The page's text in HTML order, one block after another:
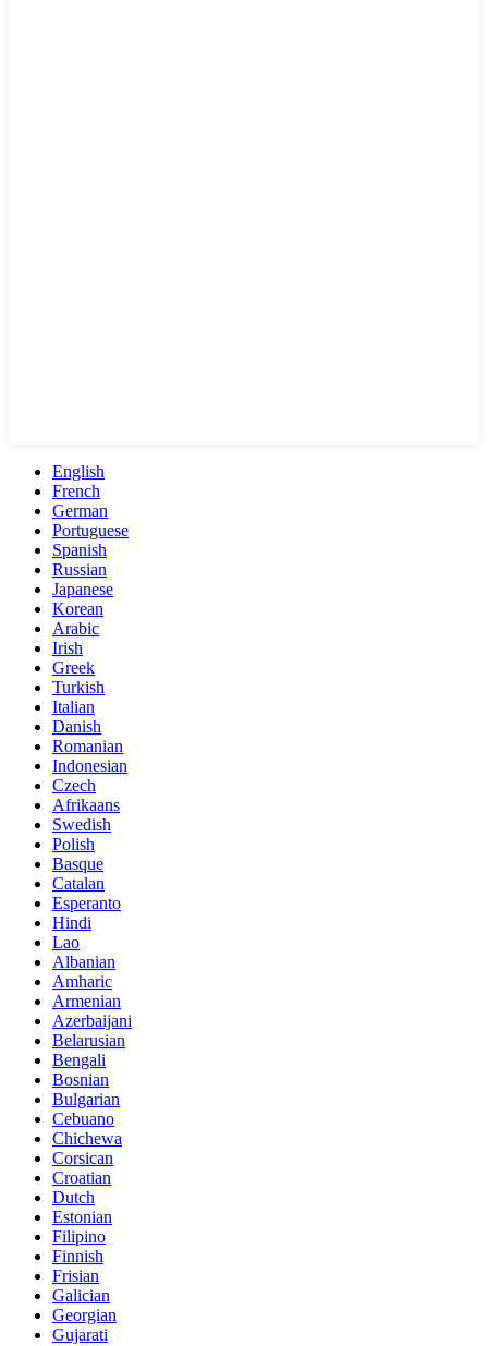
English
French
German
Portuguese
Spanish
Russian
Japanese
Korean
Arabic
Irish
Greek
Turkish
Italian
Danish
Romanian
Indonesian
Czech
Afrikaans
Swedish
Polish
Basque
Catalan
Esperanto
Hindi
Lao
Albanian
Amharic
Armenian
Azerbaijani
Belarusian
Bengali
Bosnian
Bulgarian
Cebuano
Chichewa
Corsican
Croatian
Dutch
Estonian
Filipino
Finnish
Frisian
Galician
Georgian
Gujarati